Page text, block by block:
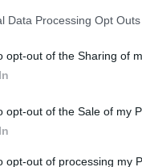
Data Processing Opt Outs
opt-out of the Sharing of
opt-out of the Sale of my
opt-out of processing my
rugsėjo
„Nord Stream
kiekiais